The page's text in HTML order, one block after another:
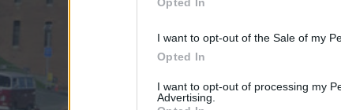
I want to opt-out of the Sale of my
Opted In
I want to opt-out of processing my
Advertising.